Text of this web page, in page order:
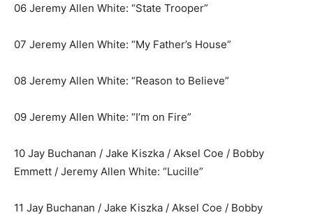
06 Jeremy Allen White: “State Trooper”
07 Jeremy Allen White: “My Father’s House”
08 Jeremy Allen White: “Reason to Believe”
09 Jeremy Allen White: “I’m on Fire”
10 Jay Buchanan / Jake Kiszka / Aksel Coe / Bobby
Emmett / Jeremy Allen White: “Lucille”
11 Jay Buchanan / Jake Kiszka / Aksel Coe / Bobby